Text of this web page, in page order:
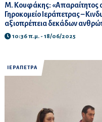
Μ. Κουφάκης: «Απαραίτητος
Γηροκομείο Ιεράπετρας –
αξιοπρέπεια δεκάδων
10:36 π.μ. - 18/06/2025
ΙΕΡΑΠΕΤΡΑ